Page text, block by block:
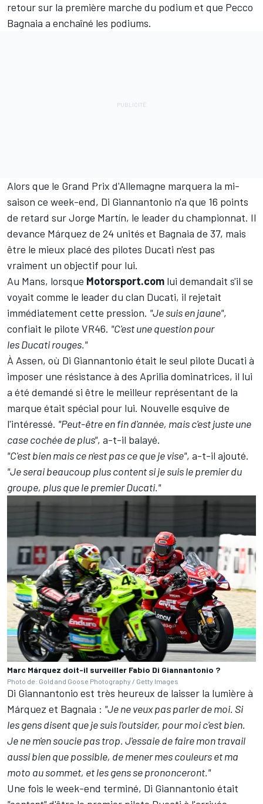
retour sur la première marche du podium et que Pecco
Bagnaia a enchaîné les podiums.
Alors que le Grand Prix d'Allemagne marquera la mi-
saison ce week-end, Di Giannantonio n'a que 16 points
de retard surJorge Martín, le leader du championnat. Il
devance Márquez de 24 unités et Bagnaia de 37, mais
être le mieux placé des pilotes Ducati n'est pas
vraiment un objectif pour lui.
Au Mans, lorsque Motorsport.com lui demandait s'il se
voyait comme le leader du clan Ducati, il rejetait
immédiatement cette pression. "Je suis en jaune",
confiait le pilote VR46. "C'est une question pour
les Ducati rouges."
À Assen, où Di Giannantonio était le seul pilote Ducati à
imposer une résistance à des Aprilia dominatrices, il lui
a été demandé si être le meilleur représentant de la
marque était spécial pour lui. Nouvelle esquive de
l'intéressé. "Peut-être en fin d'année, mais c'est juste une
case cochée de plus", a-t-il balayé.
"C'est bien mais ce n'est pas ce que je vise", a-t-il ajouté.
"Je serai beaucoup plus content si je suis le premier du
groupe, plus que le premier Ducati."
Marc Márquez doit-il surveiller Fabio Di Giannantonio ?
Photo de: Gold and Goose Photography / Getty Images
Di Giannantonio est très heureux de laisser la lumière à
Márquez et Bagnaia : "Je ne veux pas parler de moi. Si
les gens disent que je suis l'outsider, pour moi c'est bien.
Je ne m'en soucie pas trop. J'essaie de faire mon travail
aussi bien que possible, de mener mes couleurs et ma
moto au sommet, et les gens se prononceront."
Une fois le week-end terminé, Di Giannantonio était